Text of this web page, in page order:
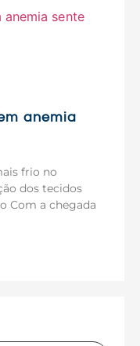
anemia
frio no
dos tecidos
Com a chegada